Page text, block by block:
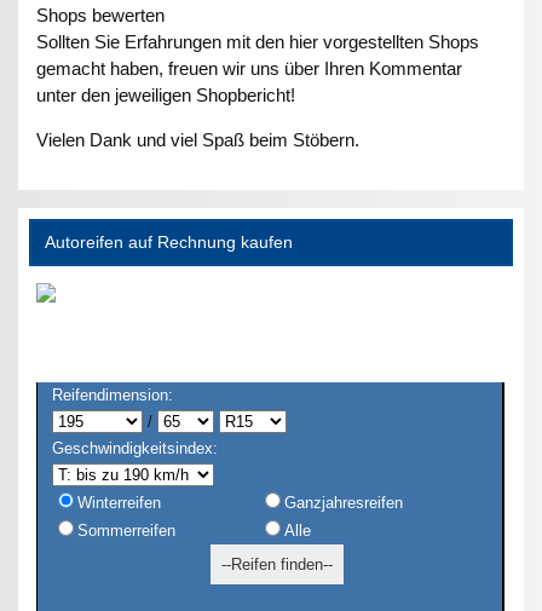
Shops bewerten
Sollten Sie Erfahrungen mit den hier vorgestellten Shops
gemacht haben, freuen wir uns über Ihren Kommentar
unter den jeweiligen Shopbericht!
Vielen Dank und viel Spaß beim Stöbern.
Autoreifen auf Rechnung kaufen
Reifendimension:
/
Geschwindigkeitsindex:
Winterreifen
Ganzjahresreifen
Sommerreifen
Alle